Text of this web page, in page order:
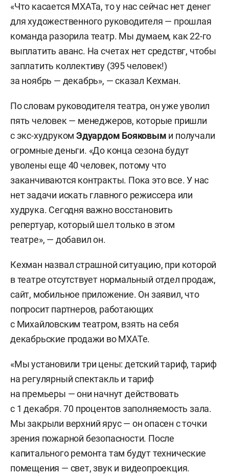
«Что касается МХАТа, то у нас сейчас нет денег
для художественного руководителя — прошлая
команда разорила театр. Мы думаем, как 22-го
выплатить аванс. На счетах нет средствг, чтобы
заплатить коллективу (395 человек!)
за ноябрь — декабрь», — сказал Кехман.
По словам руководителя театра, он уже уволил
пять человек — менеджеров, которые пришли
с экс-худрукомЭдуардом Бояковым и получали
огромные деньги. «До конца сезона будут
уволены еще 40 человек, потому что
заканчиваются контракты. Пока это все. У нас
нет задачи искать главного режиссера или
худрука. Сегодня важно восстановить
репертуар, который шел только в этом
театре», — добавил он.
Кехман назвал страшной ситуацию, при которой
в театре отсутствует нормальный отдел продаж,
сайт, мобильное приложение. Он заявил, что
попросит партнеров, работающих
с Михайловским театром, взять на себя
декабрьские продажи во МХАТе.
«Мы установили три цены: детский тариф, тариф
на регулярный спектакль и тариф
на премьеры — они начнут действовать
с 1 декабря. 70 процентов заполняемость зала.
Мы закрыли верхний ярус — он опасен с точки
зрения пожарной безопасности. После
капитального ремонта там будут технические
помещения — свет, звук и видеопроекция.